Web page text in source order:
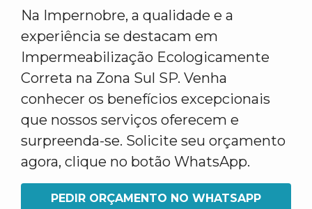
Na Impernobre, a qualidade e a
experiência se destacam em
Impermeabilização Ecologicamente
Correta na Zona Sul SP. Venha
conhecer os benefícios excepcionais
que nossos serviços oferecem e
surpreenda-se. Solicite seu orçamento
agora, clique no botão WhatsApp.
PEDIR ORÇAMENTO NO WHATSAPP